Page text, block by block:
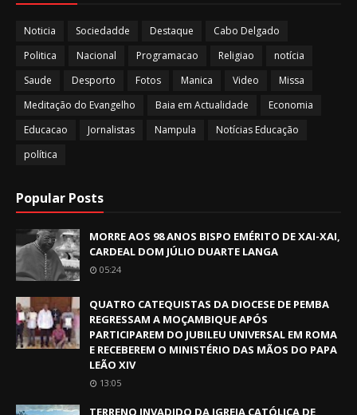
Noticia Sociedadde Destaque
Cabo Delgado
Politica
Nacional Programacao Religiao
notícia
Saude
Desporto Fotos Manica Video
Missa
Meditação do Evangelho
Baia em Actualidade
Economia
Educacao
Jornalistas Nampula
Notícias Educação
política
Popular Posts
MORRE AOS 98 ANOS BISPO EMÉRITO DE XAI-XAI,
CARDEAL DOM JÚLIO DUARTE LANGA
05:24
QUATRO CATEQUISTAS DA DIOCESE DE PEMBA
REGRESSAM A MOÇAMBIQUE APÓS
PARTICIPAREM DO JUBILEU UNIVERSAL EM ROMA
E RECEBEREM O MINISTÉRIO DAS MÃOS DO PAPA
LEÃO XIV
13:05
TERRENO INVADIDO DA IGREJA CATÓLICA DE